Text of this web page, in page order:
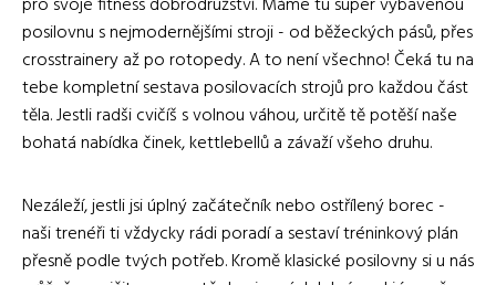
posilovnu s nejmodernějšími stroji - od běžeckých pásů, přes
crosstrainery až po rotopedy. A to není všechno! Čeká tu na
tebe kompletní sestava posilovacích strojů pro každou část
těla. Jestli radši cvičíš s volnou váhou, určitě tě potěší naše
bohatá nabídka činek, kettlebellů a závaží všeho druhu.
Nezáleží, jestli jsi úplný začátečník nebo ostřílený borec -
naši trenéři ti vždycky rádi poradí a sestaví tréninkový plán
přesně podle tvých potřeb. Kromě klasické posilovny si u nás